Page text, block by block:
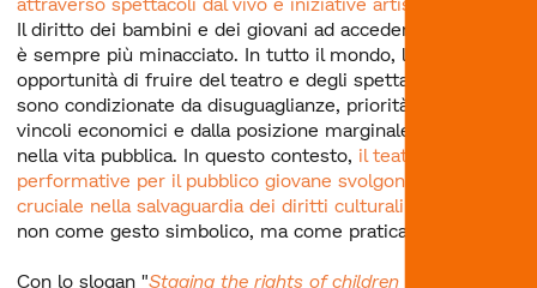
Il diritto dei bambini e dei giovani ad accedere alla cultura
è sempre più minacciato. In tutto il mondo, le
opportunità di fruire del teatro e degli spettacoli dal vivo
sono condizionate da disuguaglianze, priorità politiche,
vincoli economici e dalla posizione marginale delle arti
nella vita pubblica. In questo contesto, il teatro e le arti
performative per il pubblico giovane svolgono un ruolo
cruciale nella salvaguardia dei diritti culturali dei bambini
non come gesto simbolico, ma come pratica quotidiana.
Con lo slogan "Staging the rights of children TODAY.